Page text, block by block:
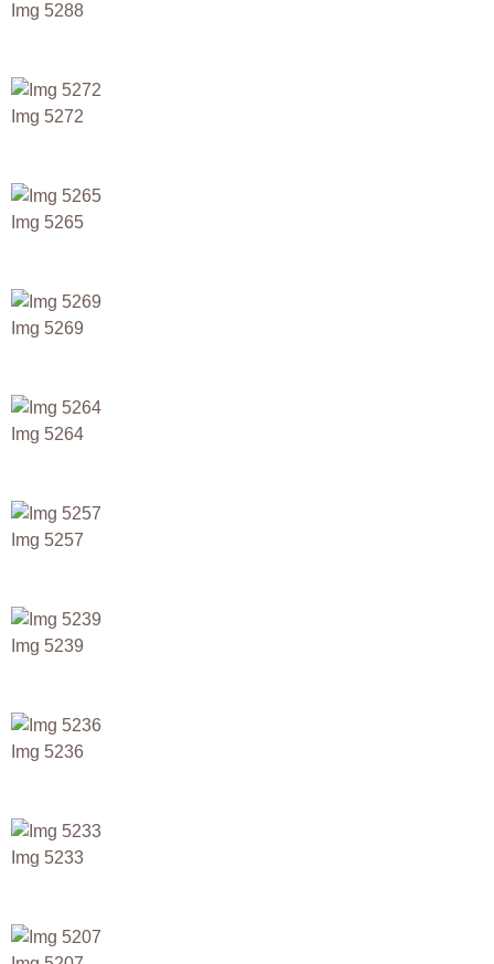
Img 5288
Img 5272
Img 5265
Img 5269
Img 5264
Img 5257
Img 5239
Img 5236
Img 5233